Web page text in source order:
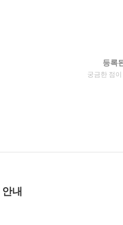
등록
궁금한 점
내